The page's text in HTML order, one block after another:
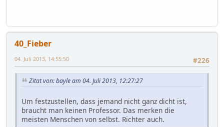
40_Fieber
#226
04. Juli 2013, 14:55:50
Zitat von: bayle am 04. Juli 2013, 12:27:27
Um festzustellen, dass jemand nicht ganz dicht ist,
braucht man keinen Professor. Das merken die
meisten Menschen von selbst. Richter auch.